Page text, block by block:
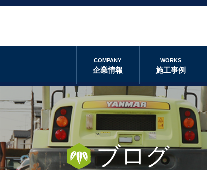
COMPANY
企業情報
WORKS
施工事例
ブログ